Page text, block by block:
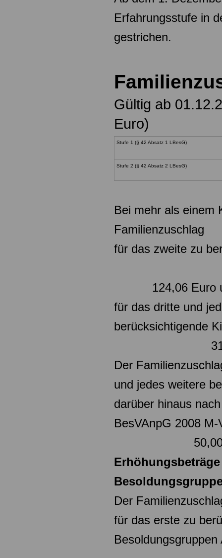
Erfahrungsstufe in
gestrichen.
Gültig ab
Euro)
Stufe 1 (§ 42
Stufe 2 (§ 42 Absatz 2 LBesG)
Bei mehr als einem
Familienzuschlag
für das zweite zu
124,06 Euro
für das dritte und
317,63
Der
und jedes weitere
darüber hinaus
BesVAnpG
50,00
Der
für das erste zu